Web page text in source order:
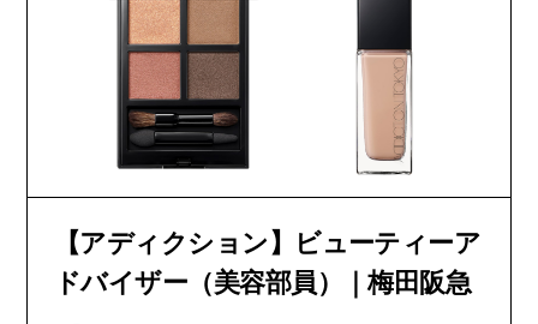
【アディクション】ビューティーア
ドバイザー（美容部員）｜梅田阪急